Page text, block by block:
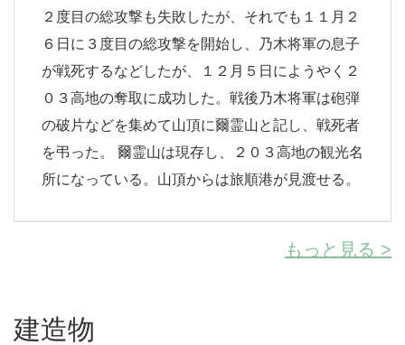
２度目の総攻撃も失敗したが、それでも１１月２
６日に３度目の総攻撃を開始し、乃木将軍の息子
が戦死するなどしたが、１２月５日にようやく２
０３高地の奪取に成功した。戦後乃木将軍は砲弾
の破片などを集めて山頂に爾霊山と記し、戦死者
を弔った。 爾霊山は現存し、２０３高地の観光名
所になっている。山頂からは旅順港が見渡せる。
もっと見る >
建造物